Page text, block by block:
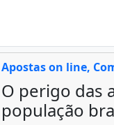
Apostas on line,
O perigo das
população